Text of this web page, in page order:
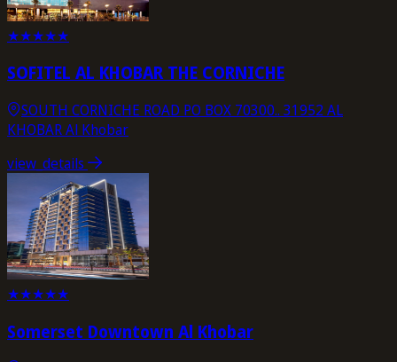
★★★★★
SOFITEL AL KHOBAR THE CORNICHE
SOUTH CORNICHE ROAD PO BOX 70300.. 31952 AL
KHOBAR Al Khobar
view_details
★★★★★
Somerset Downtown Al Khobar